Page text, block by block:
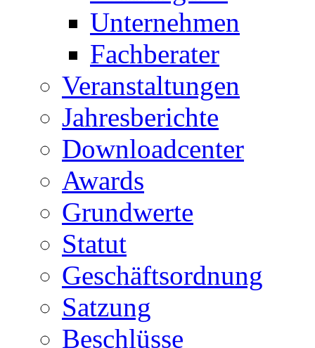
Unternehmen
Fachberater
Veranstaltungen
Jahresberichte
Downloadcenter
Awards
Grundwerte
Statut
Geschäftsordnung
Satzung
Beschlüsse